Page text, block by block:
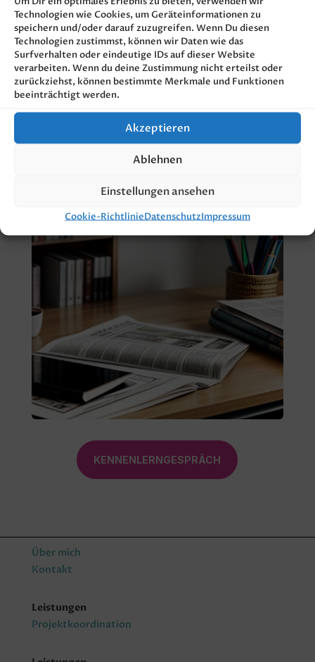
Technologien wie Cookies, um Geräteinformationen zu
speichern und/oder darauf zuzugreifen. Wenn Du diesen
Technologien zustimmst, können wir Daten wie das
Surfverhalten oder eindeutige IDs auf dieser Website
verarbeiten. Wenn du deine Zustimmung nicht erteilst oder
zurückziehst, können bestimmte Merkmale und Funktionen
beeinträchtigt werden.
Akzeptieren
Ablehnen
Einstellungen ansehen
Cookie-RichtlinieDatenschutzImpressum
• Kontakt zu Redaktionen und Medien
• Medienbeobachtung
• Social-Media-Management
• Content- und Communitymanagement
• Erstellung redaktioneller Inhalte
KENNENLERNGESPRÄCH
Über mich
Kontakt
Leistungen
Projektkoordination